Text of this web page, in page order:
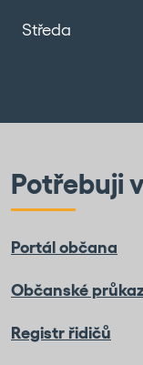
Středa
Potřebuji
Portál občana
Občanské
Registr řidičů